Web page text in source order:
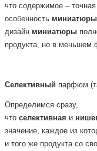
что содержимое –
особенность миниатюры
дизайн миниатюры
продукта, но в меньшем
Селективный парфюм
Определимся сразу,
что селективная и
значение, каждое из
и того же продукта со